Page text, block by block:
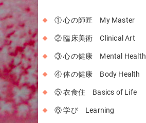
① 心の師匠 My Master
② 臨床美術 Clinical Art
③ 心の健康 Mental Health
④ 体の健康 Body Health
⑤ 衣食住 Basics of Life
⑥ 学び Learning